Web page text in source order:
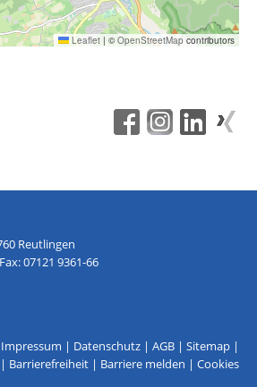
Leaflet | ©OpenStreetMap contributors
Reutlingen
07121 9361-66
Impressum | Datenschutz | AGB | Sitemap |
| Barrierefreiheit | Barriere melden | Cookies